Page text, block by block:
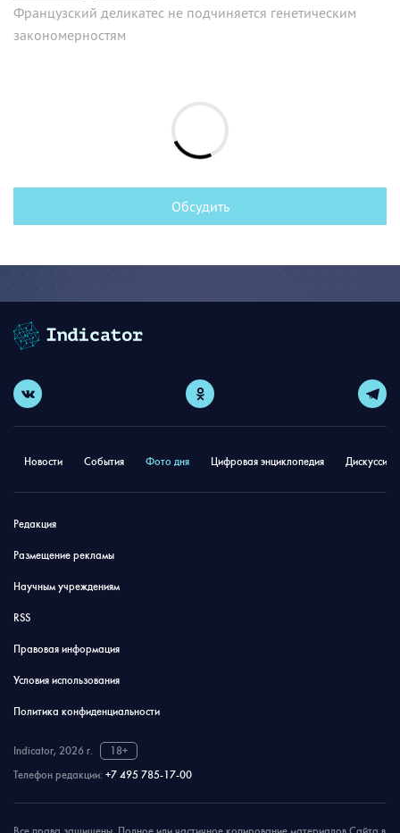
Французский деликатес не подчиняется генетическим
закономерностям
Обсудить
Новости События Фото дня Цифровая энциклопедия
Редакция
Размещение рекламы
Научным учреждениям
RSS
Правовая информация
Условия использования
Политика конфиденциальности
Indicator, 2026 г.
18+
Телефон редакции: +7 495 785-17-00